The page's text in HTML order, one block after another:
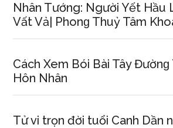
Nhân Tướng: Người Yết Hầu
Vất Vả| Phonɡ Thuỷ Tâm
Cách Xem Bói Bài Tây
Hôn Nhân
Tử vi trọn đời tuổi Canh Dần